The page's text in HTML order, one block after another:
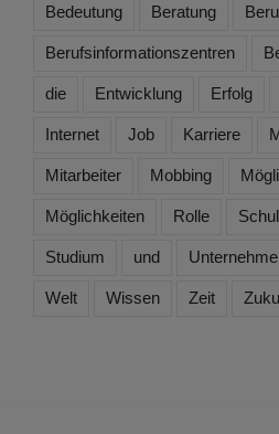
Bedeutung Beratung
Berufsinformationszentren
die Entwicklung Erfolg
Internet Job Karriere
Mitarbeiter Mobbing
Möglichkeiten Rolle
Studium und
Welt Wissen Zeit